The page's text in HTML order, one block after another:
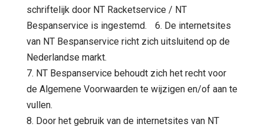
schriftelijk door NT Racketservice / NT
Bespanservice is ingestemd. 6. De internetsites
van NT Bespanservice richt zich uitsluitend op de
Nederlandse markt.
7. NT Bespanservice behoudt zich het recht voor
de Algemene Voorwaarden te wijzigen en/of aan te
vullen.
8. Door het gebruik van de internetsites van NT